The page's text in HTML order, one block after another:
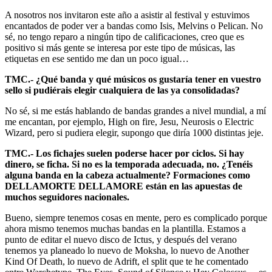
A nosotros nos invitaron este año a asistir al festival y estuvimos
encantados de poder ver a bandas como Isis, Melvins o Pelican. No
sé, no tengo reparo a ningún tipo de calificaciones, creo que es
positivo si más gente se interesa por este tipo de músicas, las
etiquetas en ese sentido me dan un poco igual…
TMC.- ¿Qué banda y qué músicos os gustaría tener en vuestro
sello si pudiérais elegir cualquiera de las ya consolidadas?
No sé, si me estás hablando de bandas grandes a nivel mundial, a mí
me encantan, por ejemplo, High on fire, Jesu, Neurosis o Electric
Wizard, pero si pudiera elegir, supongo que diría 1000 distintas jeje.
TMC.- Los fichajes suelen poderse hacer por ciclos. Si hay
dinero, se ficha. Si no es la temporada adecuada, no. ¿Tenéis
alguna banda en la cabeza actualmente? Formaciones como
DELLAMORTE DELLAMORE están en las apuestas de
muchos seguidores nacionales.
Bueno, siempre tenemos cosas en mente, pero es complicado porque
ahora mismo tenemos muchas bandas en la plantilla. Estamos a
punto de editar el nuevo disco de Ictus, y después del verano
tenemos ya planeado lo nuevo de Moksha, lo nuevo de Another
Kind Of Death, lo nuevo de Adrift, el split que te he comentado